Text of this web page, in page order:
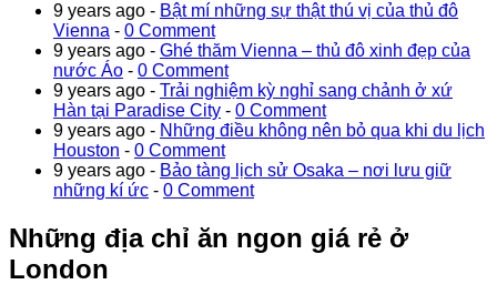
9 years ago - Bật mí những sự thật thú vị của thủ đô
Vienna - 0 Comment
9 years ago - Ghé thăm Vienna – thủ đô xinh đẹp của
nước Áo - 0 Comment
9 years ago - Trải nghiệm kỳ nghỉ sang chảnh ở xứ
Hàn tại Paradise City - 0 Comment
9 years ago - Những điều không nên bỏ qua khi du lịch
Houston - 0 Comment
9 years ago - Bảo tàng lịch sử Osaka – nơi lưu giữ
những kí ức - 0 Comment
Những địa chỉ ăn ngon giá rẻ ở
London